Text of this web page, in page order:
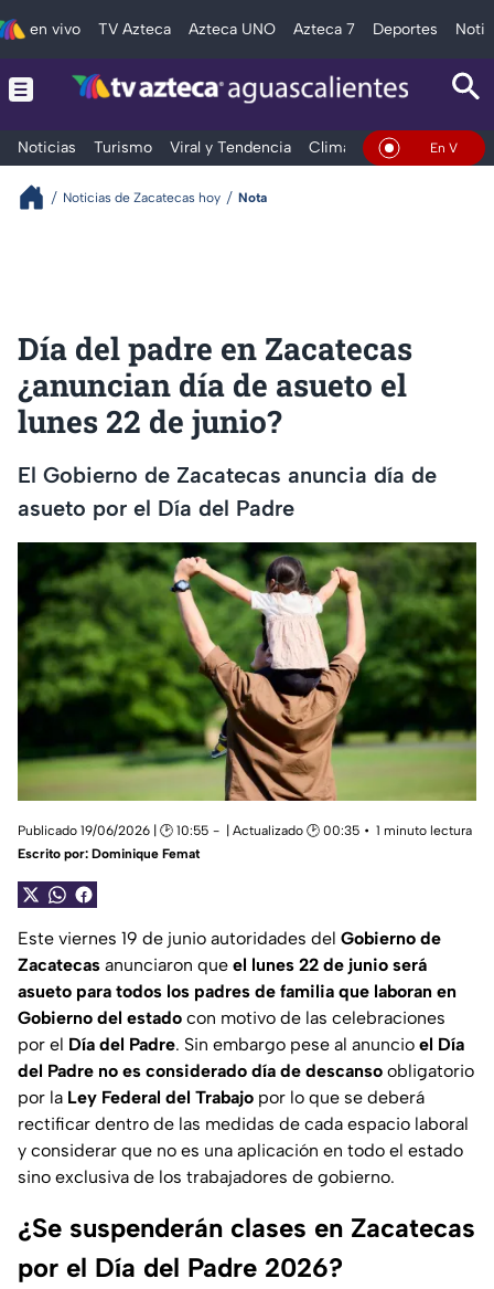
en vivo TV Azteca Azteca UNO Azteca 7 Deportes
Noticias Turismo Viral y Tendencia Clima DeportesEn Vivo
Noticias de Zacatecas hoy Nota
Día del padre en Zacatecas
¿anuncian día de asueto el
lunes 22 de junio?
El Gobierno de Zacatecas anuncia día de
asueto por el Día del Padre
Publicado 19/06/2026 | 🕑 10:55 | Actualizado 🕑 00:35
1 minuto lectura
Escrito por: Dominique Femat
Este viernes 19 de junio autoridades del Gobierno de
Zacatecas anunciaron que el lunes 22 de junio será
asueto para todos los padres de familia que laboran en
Gobierno del estado con motivo de las celebraciones
por el Día del Padre. Sin embargo pese al anuncio el Día
del Padre no es considerado día de descanso obligatorio
por la Ley Federal del Trabajo por lo que se deberá
rectificar dentro de las medidas de cada espacio laboral
y considerar que no es una aplicación en todo el estado
sino exclusiva de los trabajadores de gobierno.
¿Se suspenderán clases en Zacatecas
por el Día del Padre 2026?